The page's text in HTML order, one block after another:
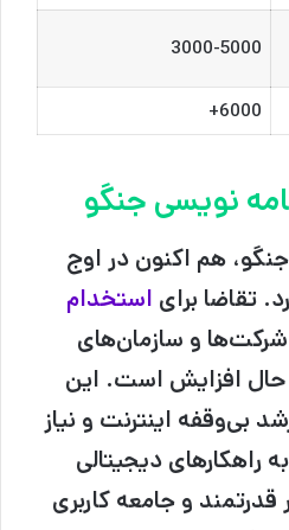
3000-5000
6000+
نویسی جنگو
جنگو، هم اکنون در اوج
تقاضا برای استخدام
و سازمان‌های
حال افزایش است. این
بی‌وقفه اینترنت و نیاز
راهکارهای دیجیتالی
و جامعه کاربری